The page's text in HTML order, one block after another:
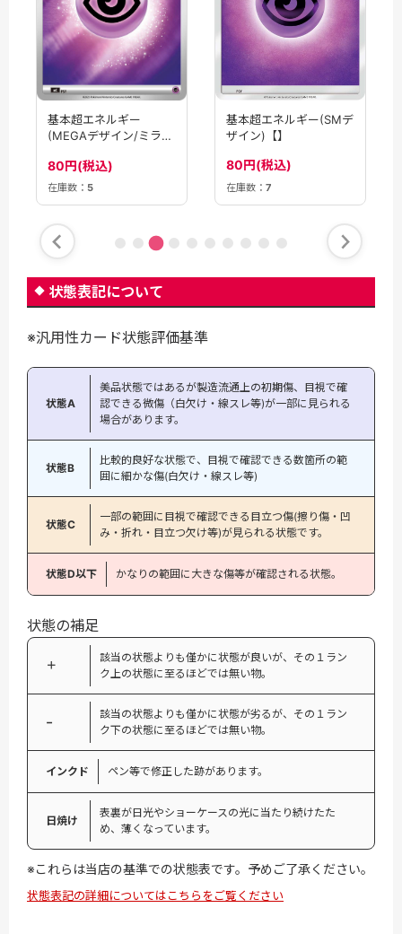
基本超エネルギー
(MEGAデザイン/ミラ
80円(税込)
在庫数： 5
基本超エネルギー(SMデ
ザイン)【】
80円(税込)
在庫数： 7
状態表記について
※汎用性カード状態評価基準
状態A
美品状態ではあるが製造流通上の初期傷、目視で確
認できる微傷（白欠け・線スレ等)が一部に見られる
場合があります。
状態B
比較的良好な状態で、目視で確認できる数箇所の範
囲に細かな傷(白欠け・線スレ等)
状態C
一部の範囲に目視で確認できる目立つ傷(擦り傷・凹
み・折れ・目立つ欠け等)が見られる状態です。
状態D以下 かなりの範囲に大きな傷等が確認される状態。
状態の補足
＋
該当の状態よりも僅かに状態が良いが、その１ラン
ク上の状態に至るほどでは無い物。
−
該当の状態よりも僅かに状態が劣るが、その１ラン
ク下の状態に至るほどでは無い物。
インクド ペン等で修正した跡があります。
日焼け
表裏が日光やショーケースの光に当たり続けたた
め、薄くなっています。
※これらは当店の基準での状態表です。予めご了承ください。
状態表記の詳細についてはこちらをご覧ください